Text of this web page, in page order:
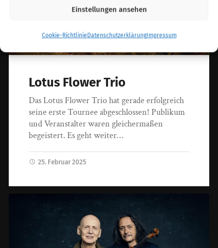
Einstellungen ansehen
Cookie-RichtlinieDatenschutzerklärungImpressum
Lotus Flower Trio
Das Lotus Flower Trio hat gerade erfolgreich
seine erste Tournee abgeschlossen! Publikum
und Veranstalter waren gleichermaßen
begeistert. Es geht weiter…
25. Februar 2025